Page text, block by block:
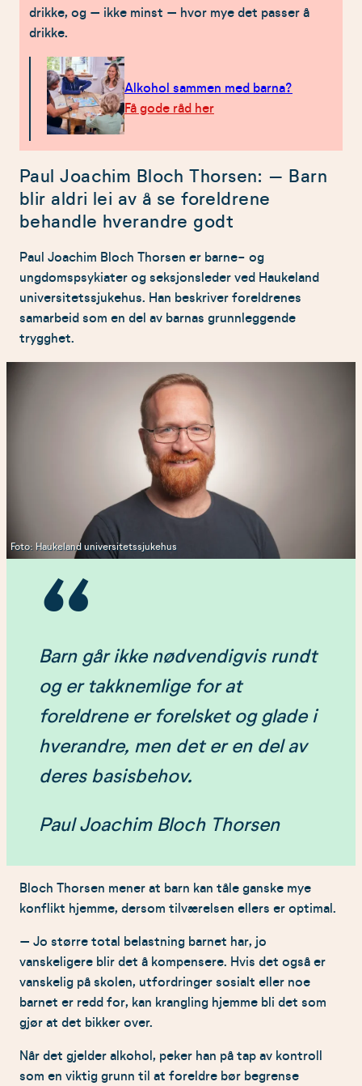
drikke, og – ikke minst – hvor mye det passer å
drikke.
Alkohol sammen med barna?
Få gode råd her
Paul Joachim Bloch Thorsen: – Barn
blir aldri lei av å se foreldrene
behandle hverandre godt
Paul Joachim Bloch Thorsen er barne- og
ungdomspsykiater og seksjonsleder ved Haukeland
universitetssjukehus. Han beskriver foreldrenes
samarbeid som en del av barnas grunnleggende
trygghet.
Foto: Haukeland universitetssjukehus
Barn går ikke nødvendigvis rundt
og er takknemlige for at
foreldrene er forelsket og glade i
hverandre, men det er en del av
deres basisbehov.
Paul Joachim Bloch Thorsen
Bloch Thorsen mener at barn kan tåle ganske mye
konflikt hjemme, dersom tilværelsen ellers er optimal.
– Jo større total belastning barnet har, jo
vanskeligere blir det å kompensere. Hvis det også er
vanskelig på skolen, utfordringer sosialt eller noe
barnet er redd for, kan krangling hjemme bli det som
gjør at det bikker over.
Når det gjelder alkohol, peker han på tap av kontroll
som en viktig grunn til at foreldre bør begrense